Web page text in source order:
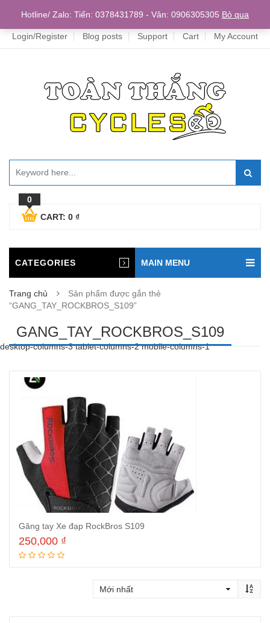
Home
Login/Register Blog posts Support Cart My Account
0
CART: 0 ₫
CATEGORIES MAIN MENU
Trang chủ
Sản phẩm được gắn thẻ
“GANG_TAY_ROCKBROS_S109”
GANG_TAY_ROCKBROS_S109
desktop-columns-3 tablet-columns-2 mobile-columns-1
Găng tay Xe đạp RockBros S109
250,000 ₫
Hotline/ Zalo: Tiến: 0378431789 - Vân: 0906305305 Bỏ qua